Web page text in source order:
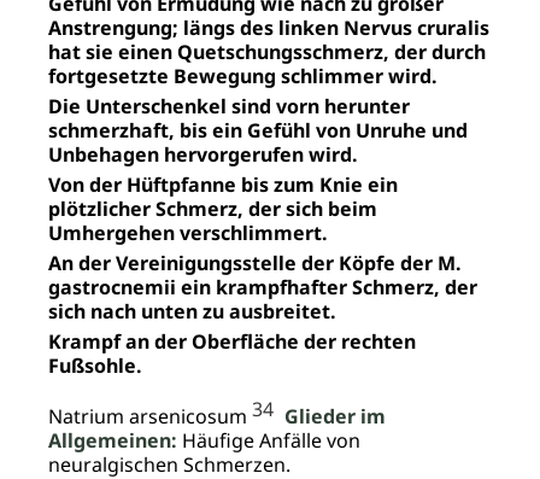
Anstrengung; längs des linken Nervus cruralis
hat sie einen Quetschungsschmerz, der durch
fortgesetzte Bewegung schlimmer wird.
Die Unterschenkel sind vorn herunter
schmerzhaft, bis ein Gefühl von Unruhe und
Unbehagen hervorgerufen wird.
Von der Hüftpfanne bis zum Knie ein
plötzlicher Schmerz, der sich beim
Umhergehen verschlimmert.
An der Vereinigungsstelle der Köpfe der M.
gastrocnemii ein krampfhafter Schmerz, der
sich nach unten zu ausbreitet.
Krampf an der Oberfläche der rechten
Fußsohle.
Natrium arsenicosum 34 Glieder im
Allgemeinen: Häufige Anfälle von
neuralgischen Schmerzen.